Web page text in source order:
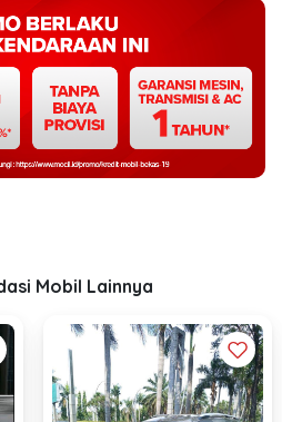
Mobil Lainnya